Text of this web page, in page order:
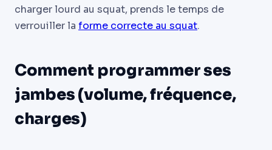
charger lourd au squat, prends le temps de
verrouiller la forme correcte au squat.
Comment programmer ses
jambes (volume, fréquence,
charges)